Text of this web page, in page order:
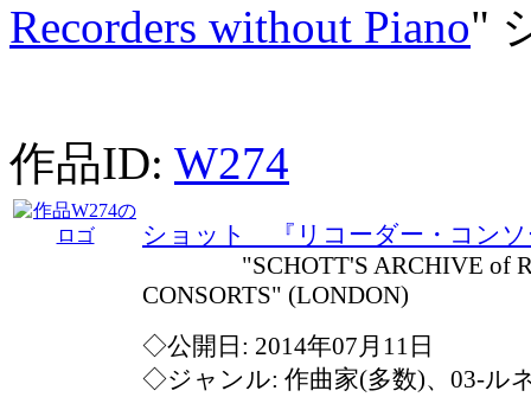
Recorders without Piano"
作品ID: W274
ショット 『リコーダー・コンソ
"SCHOTT'S ARCHIVE of
CONSORTS" (LONDON)
◇公開日: 2014年07月11日
◇ジャンル: 作曲家(多数)、03-ル